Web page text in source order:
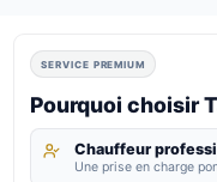
SERVICE PREMIUM
Pourquoi choisir
Chauffeur
Une prise en charge